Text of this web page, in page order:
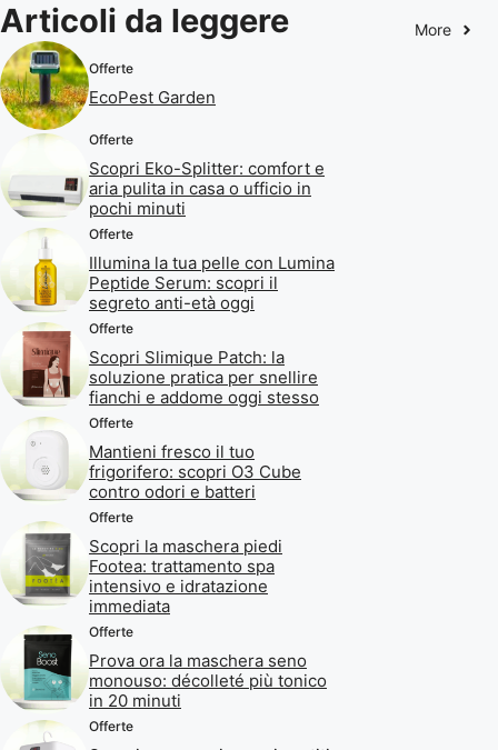
Articoli da leggere More
Offerte
EcoPest Garden
Offerte
Scopri Eko-Splitter: comfort e
aria pulita in casa o ufficio in
pochi minuti
Offerte
Illumina la tua pelle con Lumina
Peptide Serum: scopri il
segreto anti-età oggi
Offerte
Scopri Slimique Patch: la
soluzione pratica per snellire
fianchi e addome oggi stesso
Offerte
Mantieni fresco il tuo
frigorifero: scopri O3 Cube
contro odori e batteri
Offerte
Scopri la maschera piedi
Footea: trattamento spa
intensivo e idratazione
immediata
Offerte
Prova ora la maschera seno
monouso: décolleté più tonico
in 20 minuti
Offerte